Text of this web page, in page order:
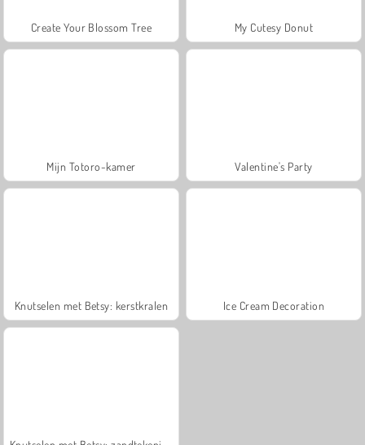
Create Your Blossom Tree My Cutesy Donut
Mijn Totoro-kamer Valentine's Party
Knutselen met Betsy: kerstkralen Ice Cream Decoration